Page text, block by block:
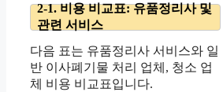
2-1. 비용 비교표: 유품정리사 및
관련 서비스
다음 표는 유품정리사 서비스와 일
반 이사폐기물 처리 업체, 청소 업
체 비용 비교표입니다.